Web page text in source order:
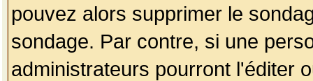
pouvez alors supprimer le
sondage. Par contre, si une
administrateurs pourront l'éditer